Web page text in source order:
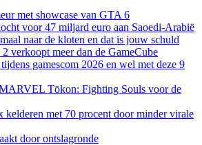
met showcase van GTA 6
voor 47 miljard euro aan Saoedi-Arabië
naar de kloten en dat is jouw schuld
verkoopt meer dan de GameCube
gamescom 2026 en wel met deze 9
Tōkon: Fighting Souls voor de
kelderen met 70 procent door minder virale
door ontslagronde